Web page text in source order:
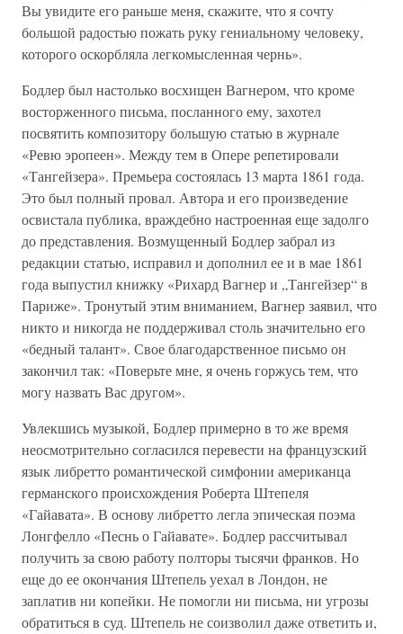
Вы увидите его раньше меня, скажите, что я сочту
большой радостью пожать руку гениальному человеку,
которого оскорбляла легкомысленная чернь».
Бодлер был настолько восхищен Вагнером, что кроме
восторженного письма, посланного ему, захотел
посвятить композитору большую статью в журнале
«Ревю эропеен». Между тем в Опере репетировали
«Тангейзера». Премьера состоялась 13 марта 1861 года.
Это был полный провал. Автора и его произведение
освистала публика, враждебно настроенная еще задолго
до представления. Возмущенный Бодлер забрал из
редакции статью, исправил и дополнил ее и в мае 1861
года выпустил книжку «Рихард Вагнер и „Тангейзер“ в
Париже». Тронутый этим вниманием, Вагнер заявил, что
никто и никогда не поддерживал столь значительно его
«бедный талант». Свое благодарственное письмо он
закончил так: «Поверьте мне, я очень горжусь тем, что
могу назвать Вас другом».
Увлекшись музыкой, Бодлер примерно в то же время
неосмотрительно согласился перевести на французский
язык либретто романтической симфонии американца
германского происхождения Роберта Штепеля
«Гайавата». В основу либретто легла эпическая поэма
Лонгфелло «Песнь о Гайавате». Бодлер рассчитывал
получить за свою работу полторы тысячи франков. Но
еще до ее окончания Штепель уехал в Лондон, не
заплатив ни копейки. Не помогли ни письма, ни угрозы
обратиться в суд. Штепель не соизволил даже ответить и,